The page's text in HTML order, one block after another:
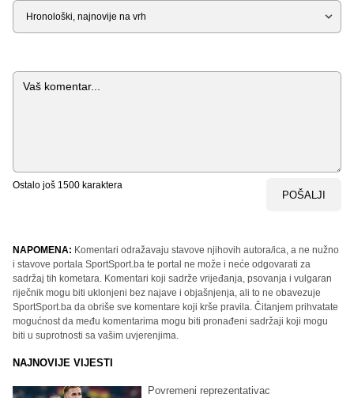
Sortiraj
Komentar
Ostalo još 1500 karaktera
POŠALJI
NAPOMENA: Komentari odražavaju stavove njihovih autora/ica, a ne nužno
i stavove portala SportSport.ba te portal ne može i neće odgovarati za
sadržaj tih kometara. Komentari koji sadrže vrijeđanja, psovanja i vulgaran
riječnik mogu biti uklonjeni bez najave i objašnjenja, ali to ne obavezuje
SportSport.ba da obriše sve komentare koji krše pravila. Čitanjem prihvatate
mogućnost da među komentarima mogu biti pronađeni sadržaji koji mogu
biti u suprotnosti sa vašim uvjerenjima.
NAJNOVIJE VIJESTI
Povremeni reprezentativac